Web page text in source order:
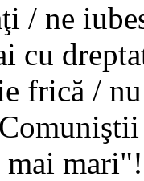
/ ne
cu
frică /